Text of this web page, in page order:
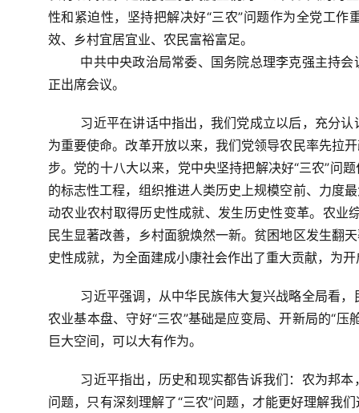
性和紧迫性， 坚持把解决好“三农”问题作为全党工
效、乡村宜居宜业、农民富裕富足。
中共中央政治局常委、国务院总理李克强主持
正出席会议。
习近平在讲话中指出，我们党成立以后，充分
为重要使命。改革开放以来，我们党领导农民率先拉
步。党的十八大以来， 党中央坚持把解决好“三农”问
的标志性工程， 组织推进人类历史上规模空前、力度
动农业农村取得历史性成就、发生历史性变革。 农业
民生显著改善，乡村面貌焕然一新。贫困地区发生翻
史性成就， 为全面建成小康社会作出了重大贡献，为
习近平强调， 从中华民族伟大复兴战略全局看
农业基本盘、守好“三农”基础是应变局、开新局的“
巨大空间，可以大有作为。
习近平指出，历史和现实都告诉我们： 农为邦本
问题，只有深刻理解了“三农”问题，才能更好理解我